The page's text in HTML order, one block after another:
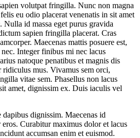
volutpat fringilla. Nunc non magna
eu odio placerat venenatis in sit amet
id massa eget purus gravida
sapien fringilla placerat. Cras
Maecenas mattis posuere est,
Integer finibus mi nec lacus
natoque penatibus et magnis dis
ridiculus mus. Vivamus sem orci,
vitae sem. Phasellus non lacus
amet, dignissim ex. Duis iaculis vel
dignissim. Maecenas id
Curabitur maximus dolor et lacus
accumsan enim et euismod.